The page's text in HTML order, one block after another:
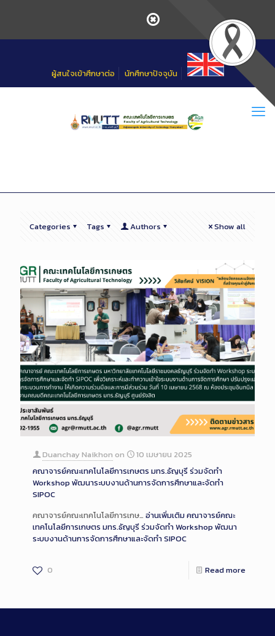
ผู้สนใจเข้าศึกษาต่อ นักศึกษาปัจจุบัน
Categories Tags Authors Show all
Duanchay Naikhon on
10 เมษายน 2025
คณาจารย์คณะเทคโนโลยีการเกษตร มทร.ธัญบุรี ร่วมจัดทำ
Workshop พัฒนาระบบงานด้านการจัดการศึกษาและจัดทำ
SIPOC
คณาจารย์คณะเทคโนโลยีการเกษ… อ่านเพิ่มเติมคณาจารย์คณะ
เทคโนโลยีการเกษตร มทร.ธัญบุรี ร่วมจัดทำ Workshop พัฒนา
ระบบงานด้านการจัดการศึกษาและจัดทำ SIPOC
0 Read more